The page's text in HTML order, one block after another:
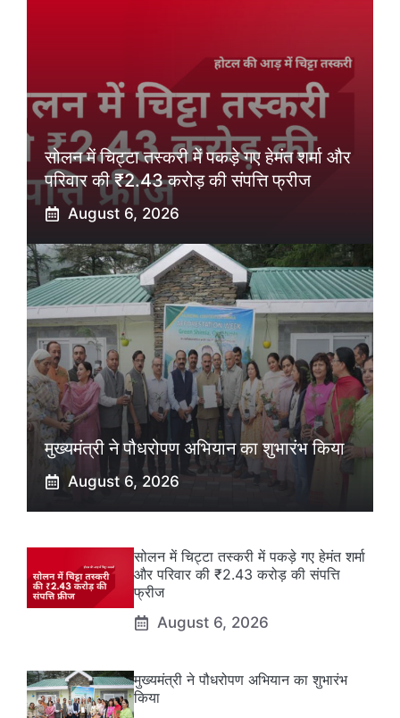
सोलन में चिट्टा तस्करी में पकड़े गए हेमंत शर्मा और
परिवार की ₹2.43 करोड़ की संपत्ति फ्रीज
August 6, 2026
मुख्यमंत्री ने पौधरोपण अभियान का शुभारंभ किया
August 6, 2026
सोलन में चिट्टा तस्करी में पकड़े गए हेमंत शर्मा
और परिवार की ₹2.43 करोड़ की संपत्ति
फ्रीज
August 6, 2026
मुख्यमंत्री ने पौधरोपण अभियान का शुभारंभ
किया